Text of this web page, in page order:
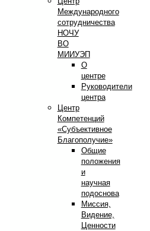
Международного
сотрудничества
НОЧУ
ВО
МИИУЭП
О
центре
Руководители
центра
Центр
Компетенций
«Субъективное
Благополучие»
Общие
положения
и
научная
подоснова
Миссия,
Видение,
Ценности